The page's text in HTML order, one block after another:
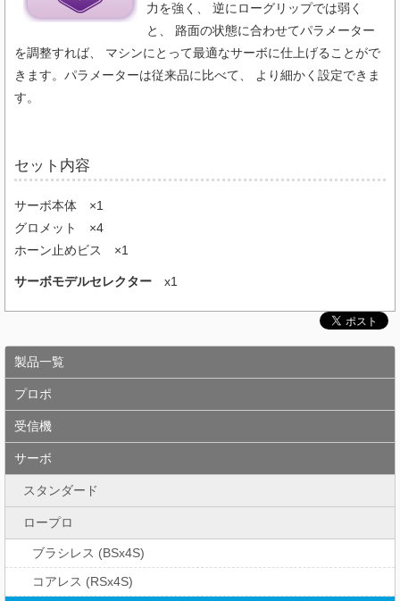
力を強く、 逆にローグリップでは弱く
と、 路面の状態に合わせてパラメーター
を調整すれば、 マシンにとって最適なサーボに仕上げることがで
きます。パラメーターは従来品に比べて、 より細かく設定できま
す。
セット内容
サーボ本体 ×1
グロメット ×4
ホーン止めビス ×1
サーボモデルセレクター x1
製品一覧
プロポ
受信機
サーボ
スタンダード
ロープロ
ブラシレス (BSx4S)
コアレス (RSx4S)